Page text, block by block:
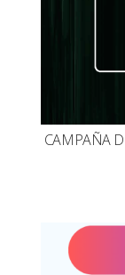
CAMPAÑA